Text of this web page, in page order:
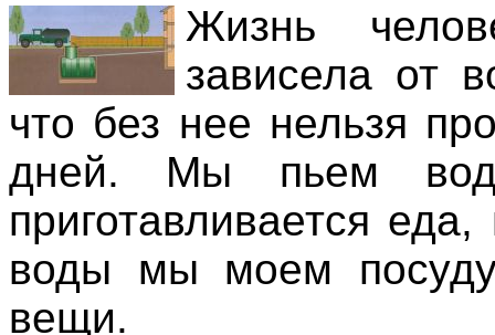
Жизнь
зависела от
что без нее нельзя
дней. Мы пьем
приготавливается
воды мы моем
вещи.